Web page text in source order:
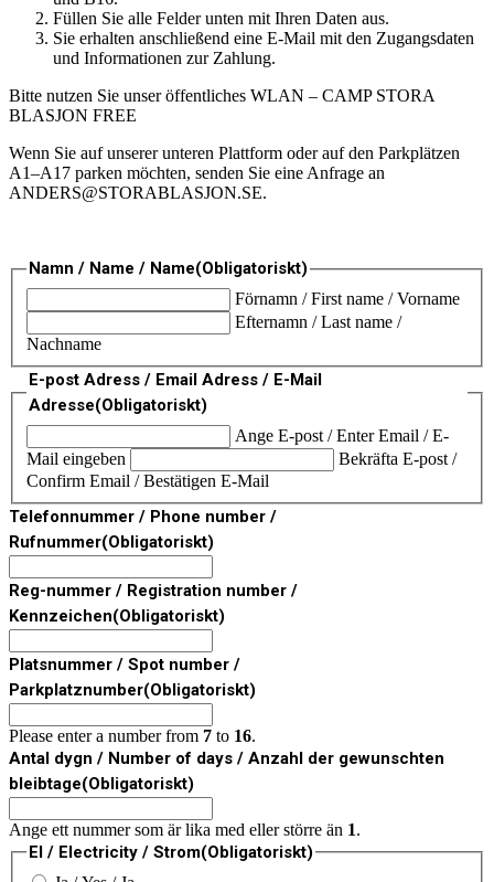
Füllen Sie alle Felder unten mit Ihren Daten aus.
Sie erhalten anschließend eine E-Mail mit den Zugangsdaten
und Informationen zur Zahlung.
Bitte nutzen Sie unser öffentliches WLAN – CAMP STORA
BLASJON FREE
Wenn Sie auf unserer unteren Plattform oder auf den Parkplätzen
A1–A17 parken möchten, senden Sie eine Anfrage an
ANDERS@STORABLASJON.SE.
Namn / Name / Name(Obligatoriskt)
Förnamn / First name / Vorname
Efternamn / Last name /
Nachname
E-post Adress / Email Adress / E-Mail
Adresse(Obligatoriskt)
Ange E-post / Enter Email / E-
Mail eingeben
Bekräfta E-post /
Confirm Email / Bestätigen E-Mail
Telefonnummer / Phone number /
Rufnummer(Obligatoriskt)
Reg-nummer / Registration number /
Kennzeichen(Obligatoriskt)
Platsnummer / Spot number /
Parkplatznumber(Obligatoriskt)
Please enter a number from 7 to 16.
Antal dygn / Number of days / Anzahl der gewunschten
bleibtage(Obligatoriskt)
Ange ett nummer som är lika med eller större än 1.
El / Electricity / Strom(Obligatoriskt)